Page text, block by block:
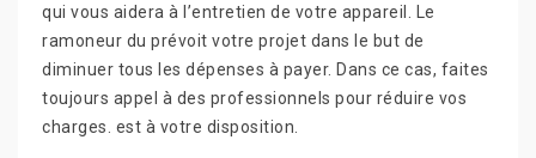
qui vous aidera à l’entretien de votre appareil. Le
ramoneur du prévoit votre projet dans le but de
diminuer tous les dépenses à payer. Dans ce cas, faites
toujours appel à des professionnels pour réduire vos
charges. est à votre disposition.